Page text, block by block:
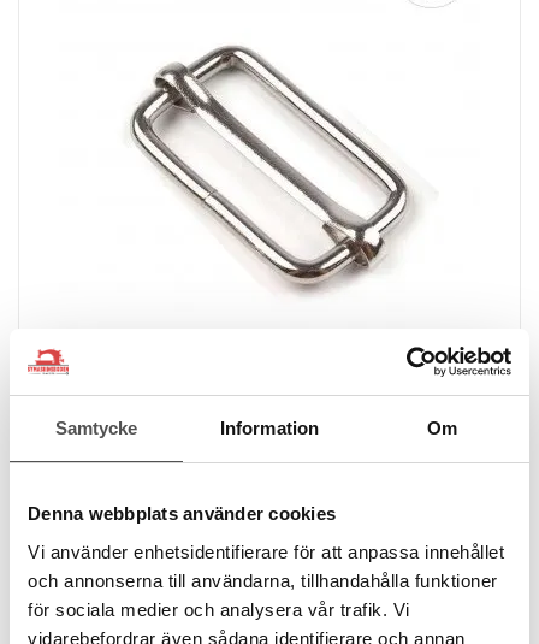
Samtycke Information Om
Denna webbplats använder cookies
Vi använder enhetsidentifierare för att anpassa innehållet
och annonserna till användarna, tillhandahålla funktioner
för sociala medier och analysera vår trafik. Vi
vidarebefordrar även sådana identifierare och annan
Nobrand
Grovlek 2,5 mm
8 kr
KÖP